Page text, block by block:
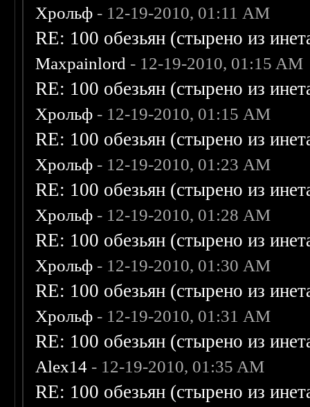
Хрольф - 12-19-2010, 01:11 AM
RE: 100 обезьян (стырено из
Maxpainlord - 12-19-2010, 01:15 AM
RE: 100 обезьян (стырено из
Хрольф - 12-19-2010, 01:15 AM
RE: 100 обезьян (стырено из
Хрольф - 12-19-2010, 01:23 AM
RE: 100 обезьян (стырено из
Хрольф - 12-19-2010, 01:28 AM
RE: 100 обезьян (стырено из
Хрольф - 12-19-2010, 01:30 AM
RE: 100 обезьян (стырено из
Хрольф - 12-19-2010, 01:31 AM
RE: 100 обезьян (стырено из
Alex14 - 12-19-2010, 01:35 AM
RE: 100 обезьян (стырено из